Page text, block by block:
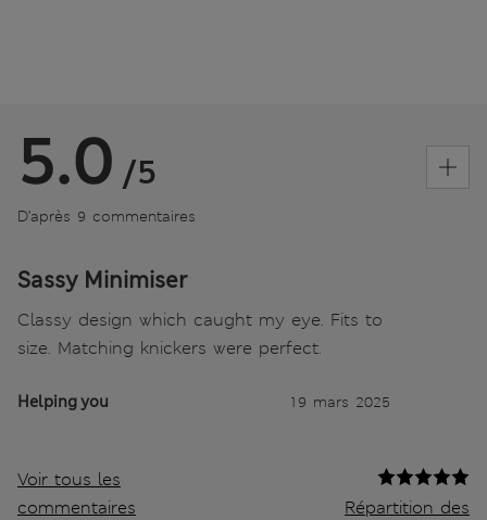
5.0 /5
D’après 9 commentaires
Sassy Minimiser
Classy design which caught my eye. Fits to
size. Matching knickers were perfect.
Helping you 19 mars 2025
Voir tous les
commentaires
Répartition des